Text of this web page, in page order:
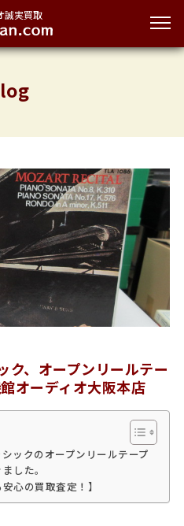
誠実買取
ク、オープンリールテー
オーディオ大阪本店
ックのオープンリールテープ
した。
心の買取査定！】